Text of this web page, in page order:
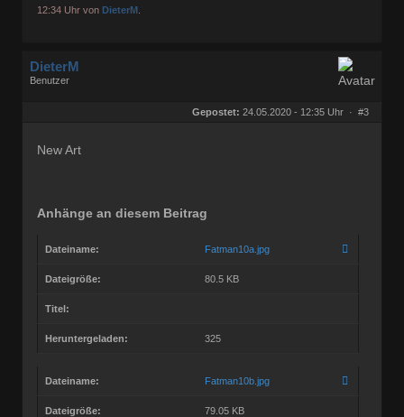
12:34 Uhr von DieterM
DieterM
Benutzer
Gepostet: 24.05.2020 - 12:35 Uhr · #3
New Art
Anhänge an diesem Beitrag
Dateiname: Fatman10a.jpg
Dateigröße: 80.5 KB
Titel:
Heruntergeladen: 325
Dateiname: Fatman10b.jpg
Dateigröße: 79.05 KB